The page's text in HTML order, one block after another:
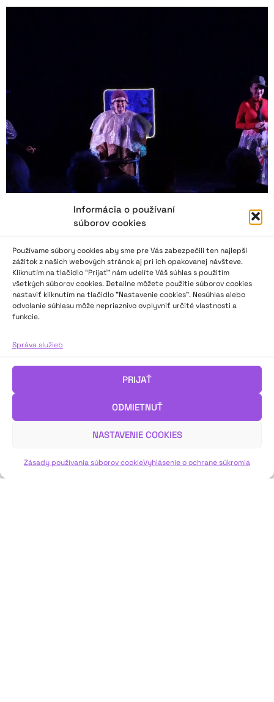
Informácia o používaní
súborov cookies
Používame súbory cookies aby sme pre Vás zabezpečili ten najlepší
zážitok z našich webových stránok aj pri ich opakovanej návšteve.
Kliknutím na tlačidlo “Prijať” nám udelíte Váš súhlas s použitím
všetkých súborov cookies. Detailne môžete použitie súborov cookies
nastaviť kliknutím na tlačidlo "Nastavenie cookies". Nesúhlas alebo
odvolanie súhlasu môže nepriaznivo ovplyvniť určité vlastnosti a
funkcie.
Správa služieb
PRIJAŤ
ODMIETNUŤ
NASTAVENIE COOKIES
Zásady používania súborov cookieVyhlásenie o ochrane súkromia
Toto divadlo nie je pre starých!
„Festival Divadelná Kanianka s podtitulom Festival Stanislava
Chrena dokazuje, že seniorské divadlo žije čulým životom.
Jubilejný 10. ročník bol plný bezprostredného správania,
dobrej nálady a skvelej energie. Životaschopnosť, nápaditosť
a radosť z tvorby reprezentovalo šesť súborov dospelých a tri
predstavenia pre deti v rámci sprievodného programu,“ píše
Jozef Krasula.